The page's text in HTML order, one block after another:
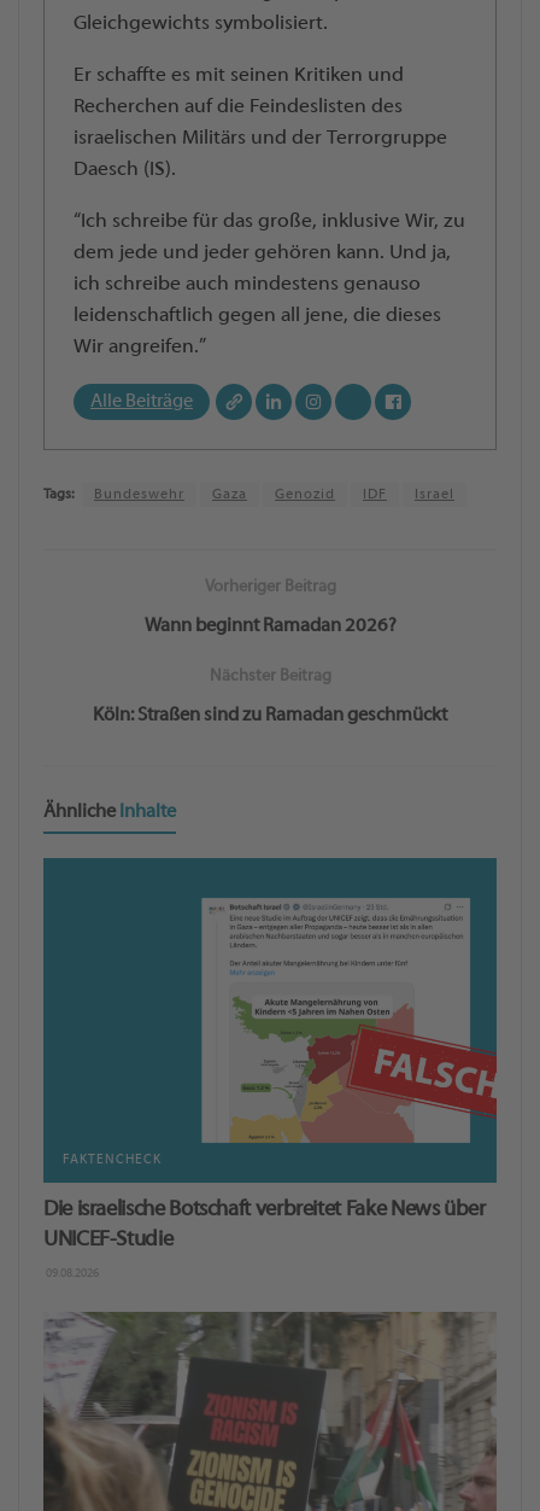
Gleichgewichts symbolisiert.
Er schaffte es mit seinen Kritiken und
Recherchen auf die Feindeslisten des
israelischen Militärs und der Terrorgruppe
Daesch (IS).
“Ich schreibe für das große, inklusive Wir, zu
dem jede und jeder gehören kann. Und ja,
ich schreibe auch mindestens genauso
leidenschaftlich gegen all jene, die dieses
Wir angreifen.”
Alle Beiträge
Tags: Bundeswehr Gaza Genozid IDF Israel
Vorheriger Beitrag
Wann beginnt Ramadan 2026?
Nächster Beitrag
Köln: Straßen sind zu Ramadan geschmückt
Ähnliche Inhalte
FAKTENCHECK
Die israelische Botschaft verbreitet Fake News über
UNICEF-Studie
09.08.2026